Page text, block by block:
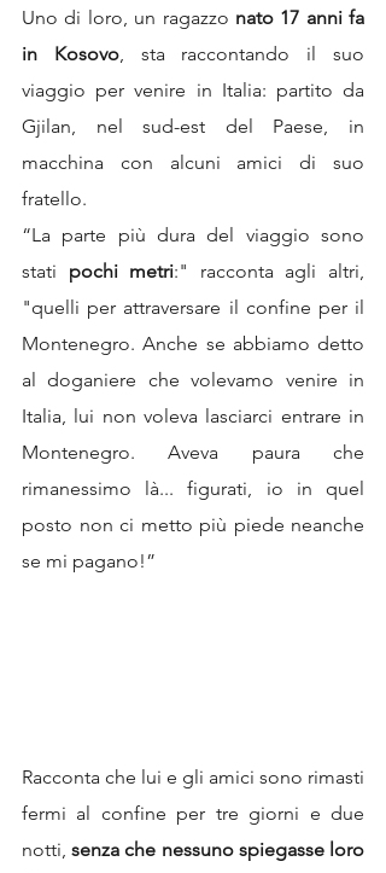
Uno di loro, un ragazzo nato 17 anni fa
in Kosovo, sta raccontando il suo
viaggio per venire in Italia: partito da
Gjilan, nel sud-est del Paese, in
macchina con alcuni amici di suo
fratello.
“La parte più dura del viaggio sono
stati pochi metri:" racconta agli altri,
"quelli per attraversare il confine per il
Montenegro. Anche se abbiamo detto
al doganiere che volevamo venire in
Italia, lui non voleva lasciarci entrare in
Montenegro. Aveva paura che
rimanessimo là... figurati, io in quel
posto non ci metto più piede neanche
se mi pagano!”
Racconta che lui e gli amici sono rimasti
fermi al confine per tre giorni e due
notti, senza che nessuno spiegasse loro